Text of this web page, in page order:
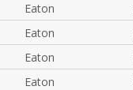
Eaton
Eaton
Eaton
Eaton